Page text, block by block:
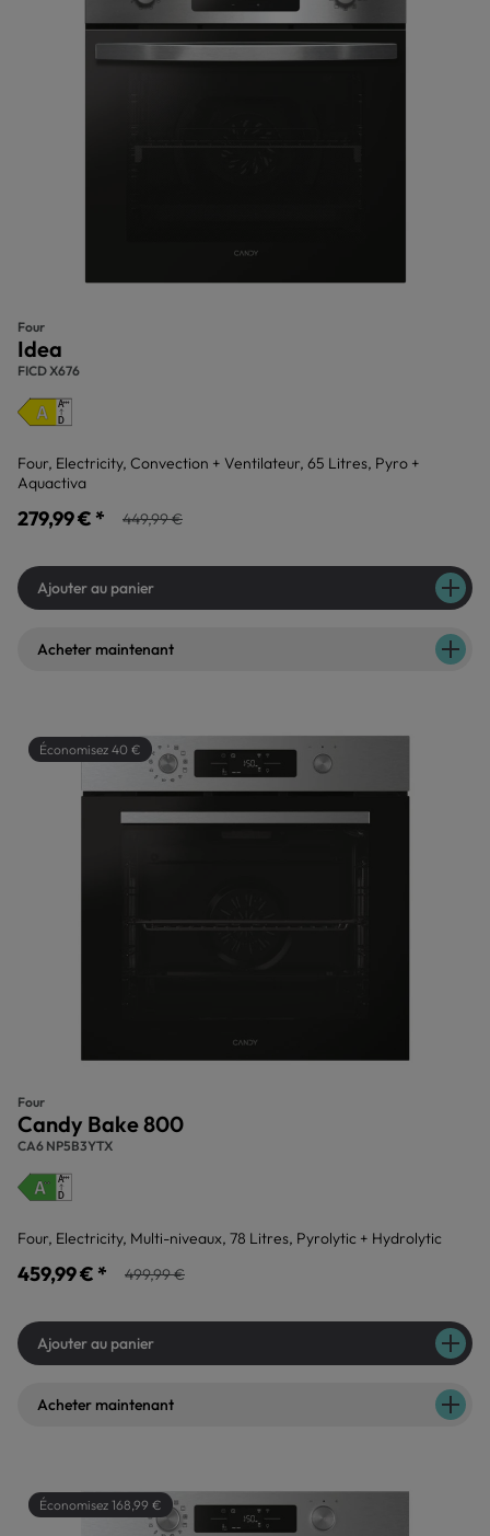
Four
Idea
FICD X676
Four, Electricity, Convection + Ventilateur, 65 Litres, Pyro +
Aquactiva
279,99 € * 449,99 €
Ajouter au panier
Acheter maintenant
Économisez 40 €
Four
Candy Bake 800
CA6 NP5B3YTX
Four, Electricity, Multi-niveaux, 78 Litres, Pyrolytic + Hydrolytic
459,99 € * 499,99 €
Ajouter au panier
Acheter maintenant
Économisez 168,99 €